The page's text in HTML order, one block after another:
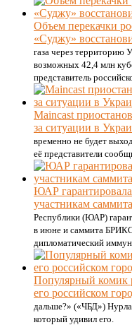
Объем перекачки
«Суджу»
газа через территорию
возможных 42,4 млн
представитель
Maincast
за ситуации в
временно не будет
её представители
ЮАР
участникам
Республики (ЮАР)
в июне и саммита БРИКС
дипломатический
Популярный комик
его российском
дальше?» («ЧБД»)
который удивил его.